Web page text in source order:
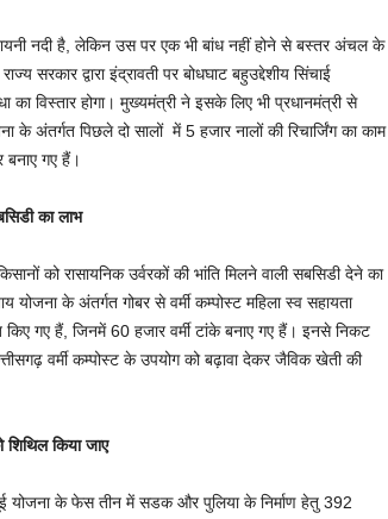
नदी है, लेकिन उस पर एक भी बांध नहीं होने से बस्तर अंचल के
द्वारा इंद्रावती पर बोधघाट बहुउद्देशीय सिंचाई
विस्तार होगा। मुख्यमंत्री ने इसके लिए भी प्रधानमंत्री से
के अंतर्गत पिछले दो सालों में 5 हजार नालों की रिचार्जिंग का काम
गए हैं।
का लाभ
को रासायनिक उर्वरकों की भांति मिलने वाली सबसिडी देने का
योजना के अंतर्गत गोबर से वर्मी कम्पोस्ट महिला स्व सहायता
किए गए हैं, जिनमें 60 हजार वर्मी टांके बनाए गए हैं। इनसे निकट
वर्मी कम्पोस्ट के उपयोग को बढ़ावा देकर जैविक खेती की
शिथिल किया जाए
योजना के फेस तीन में सडक और पुलिया के निर्माण हेतु 392